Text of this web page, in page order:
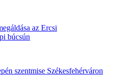
az Ercsi
búcsún
szentmise Székesfehérváron